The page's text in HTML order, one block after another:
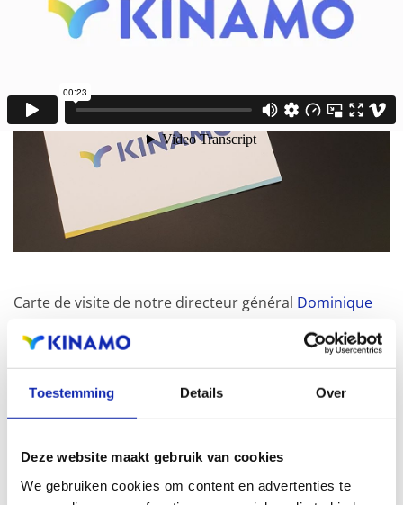
Toestemming Details Over
Deze website maakt gebruik van cookies
We gebruiken cookies om content en advertenties te
Carte de visite de notre directeur général Dominique
Quintelier